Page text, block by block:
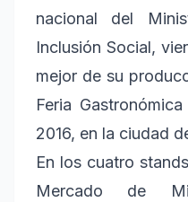
nacional del
Inclusión Social,
mejor de su
Feria
2016, en la ciudad
En los cuatro
Mercado de